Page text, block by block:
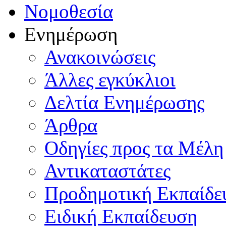
Νομοθεσία
Ενημέρωση
Ανακοινώσεις
Άλλες εγκύκλιοι
Δελτία Ενημέρωσης
Άρθρα
Οδηγίες προς τα Μέλη
Αντικαταστάτες
Προδημοτική
Ειδική Εκπαίδευση